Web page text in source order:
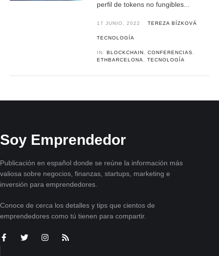
perfil de tokens no fungibles...
17 JUNIO, 2022 TEREZA BÍZKOVÁ
TECNOLOGÍA
IN:BLOCKCHAIN ,CONFERENCIAS
ETHBARCELONA
,TECNOLOGÍA
Soy Emprendedor
Publicación en español donde se reúne la información más
valiosa sobre negocios, finanzas, startups, marketing e
inversión para emprendedores.
Conoce de cerca los detalles y tips que cientos de
emprendedores como tú tienen para compartir.